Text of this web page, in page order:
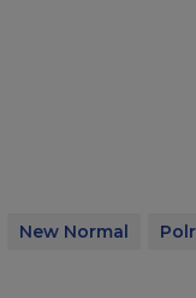
New Normal